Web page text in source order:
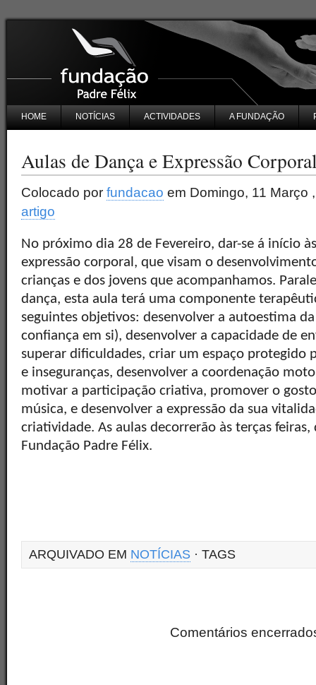
HOME NOTÍCIAS ACTIVIDADES A FUNDAÇÃO
Aulas de Dança e Expressão
Colocado por fundacao em Domingo, 11 Março
artigo
No próximo dia 28 de Fevereiro, dar-se á início
expressão corporal, que visam o
crianças e dos jovens que acompanhamos.
dança, esta aula terá uma componente
seguintes objetivos: desenvolver a autoestima
confiança em si), desenvolver a capacidade de
superar dificuldades, criar um espaço protegido
e inseguranças, desenvolver a coordenação
motivar a participação criativa, promover o
música, e desenvolver a expressão da sua
criatividade. As aulas decorrerão às terças
Fundação Padre Félix.
ARQUIVADO EM NOTÍCIAS · TAGS
Comentários